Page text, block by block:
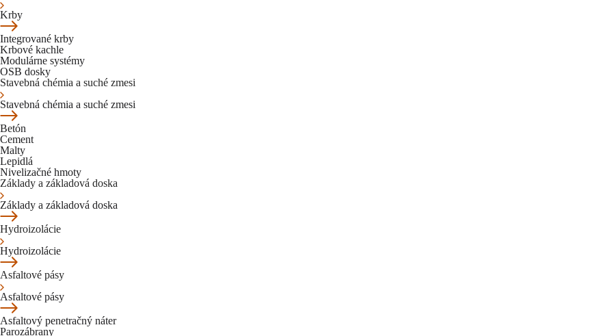
Krby
Integrované krby
Krbové kachle
Modulárne systémy
OSB dosky
Stavebná chémia a suché zmesi
Stavebná chémia a suché zmesi
Betón
Cement
Malty
Lepidlá
Nivelizačné hmoty
Základy a základová doska
Základy a základová doska
Hydroizolácie
Hydroizolácie
Asfaltové pásy
Asfaltové pásy
Asfaltový penetračný náter
Parozábrany